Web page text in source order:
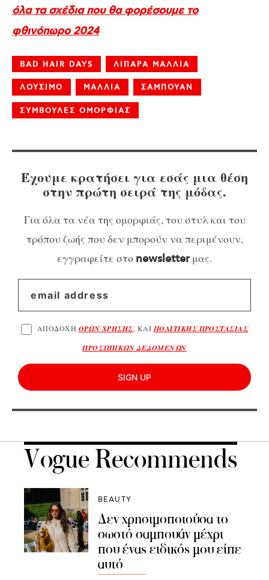
όλα τα σχέδια που θα φορέσουμε το
φθινόπωρο 2024
BAD HAIR DAYS ΛΙΠΑΡΑ ΜΑΛΛΙΑ
ΛΟΥΣΙΜΟ ΜΑΛΛΙΑ ΣΑΜΠΟΥΑΝ
ΣΥΜΒΟΥΛΕΣ ΟΜΟΡΦΙΑΣ
Έχουμε κρατήσει για εσάς μια θέση
στην πρώτη σειρά της μόδας.
Για όλα τα νέα της ομορφιάς, του στυλ και του
τρόπου ζωής που δεν μπορούν να περιμένουν,
εγγραφείτε στο newsletterμας.
ΑΠΟΔΟΧΗ ΟΡΩΝ ΧΡΗΣΗΣ, ΚΑΙ ΠΟΛΙΤΙΚΗΣ ΠΡΟΣΤΑΣΙΑΣ
ΠΡΟΣΩΠΙΚΩΝ ΔΕΔΟΜΕΝΩΝ
SIGN UP
Vogue Recommends
BEAUTY
Δεν χρησιμοποιούσα το
σωστό σαμπουάν μέχρι
που ένας ειδικός μου είπε
αυτό